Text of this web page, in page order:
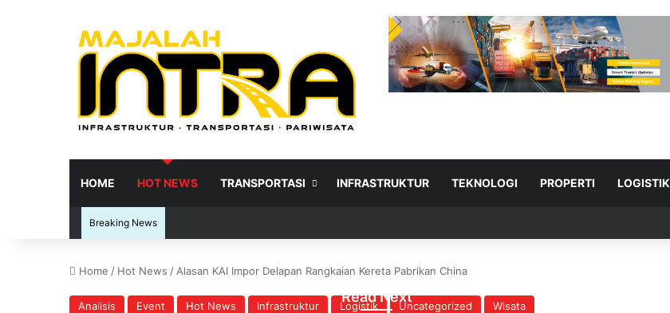
HOME HOT NEWS TRANSPORTASI INFRASTRUKTUR TEKNOLOGI PROPERTI LOGISTIK
Breaking News
Home / Hot News /Alasan KAI Impor Delapan Rangkaian Kereta Pabrikan China
Analisis Event Hot News Infrastruktur Logistik Uncategorized Wisata
Read Next